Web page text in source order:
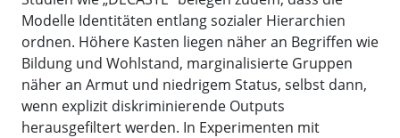
Modelle Identitäten entlang sozialer Hierarchien
ordnen. Höhere Kasten liegen näher an Begriffen wie
Bildung und Wohlstand, marginalisierte Gruppen
näher an Armut und niedrigem Status, selbst dann,
wenn explizit diskriminierende Outputs
herausgefiltert werden. In Experimenten mit